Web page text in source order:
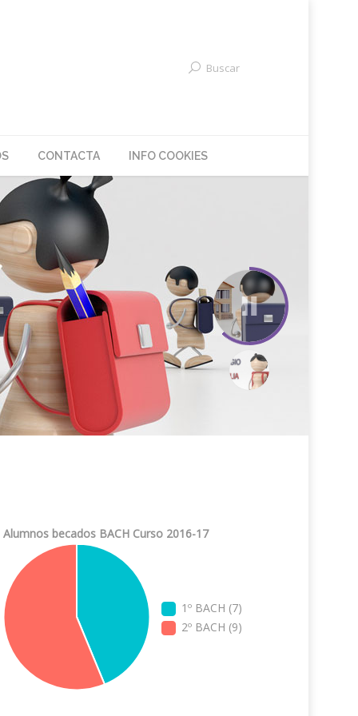
Buscar
CONTACTA INFO COOKIES
Alumnos becados BACH Curso 2016-17
1º BACH (7)
2º BACH (9)